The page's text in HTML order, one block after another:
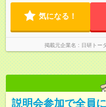
気になる！
掲載元企業名 日研トー
説明会参加で全員